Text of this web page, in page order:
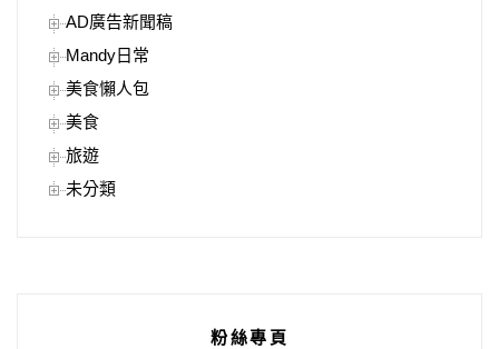
AD廣告新聞稿
Mandy日常
美食懶人包
美食
旅遊
未分類
粉絲專頁